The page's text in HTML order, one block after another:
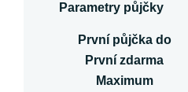
Parametry půjčky
První půjčka do
První zdarma
Maximum